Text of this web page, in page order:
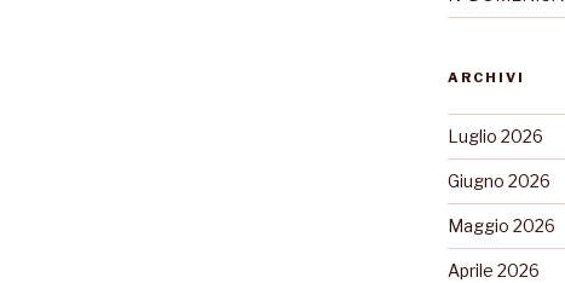
ARCHIVI
Luglio 2026
Giugno 2026
Maggio 2026
Aprile 2026